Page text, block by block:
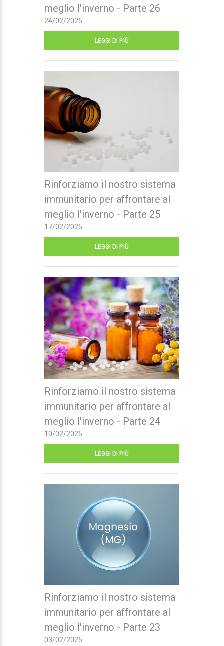
meglio l'inverno - Parte 26
24/02/2025
LEGGI DI PIÙ
Rinforziamo il nostro sistema
immunitario per affrontare al
meglio l'inverno - Parte 25
17/02/2025
LEGGI DI PIÙ
Rinforziamo il nostro sistema
immunitario per affrontare al
meglio l'inverno - Parte 24
10/02/2025
LEGGI DI PIÙ
Rinforziamo il nostro sistema
immunitario per affrontare al
meglio l'inverno - Parte 23
03/02/2025